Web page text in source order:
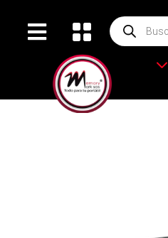
  Búsqueda
de
productos
3